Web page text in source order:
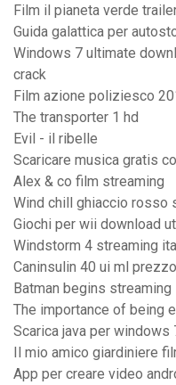
Film il pianeta verde
Guida galattica per
Windows 7 ultimate
crack
Film azione poliziesco
The transporter 1 hd
Evil - il ribelle
Scaricare musica gratis
Alex & co film streaming
Wind chill ghiaccio rosso
Giochi per wii download
Windstorm 4 streaming
Caninsulin 40 ui ml prezzo
Batman begins
The importance of being
Scarica java per windows
Il mio amico giardiniere
App per creare video